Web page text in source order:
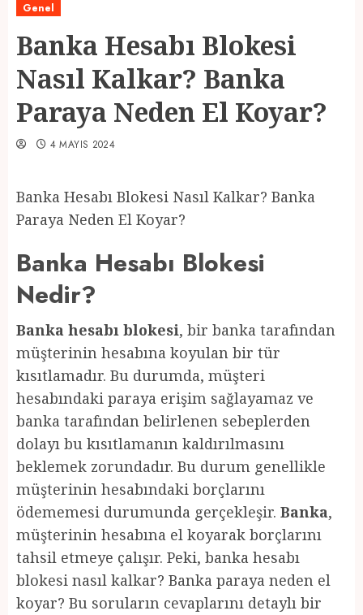
Genel
Banka Hesabı Blokesi
Nasıl Kalkar? Banka
Paraya Neden El Koyar?
4 MAYIS 2024
Banka Hesabı Blokesi Nasıl Kalkar? Banka
Paraya Neden El Koyar?
Banka Hesabı Blokesi
Nedir?
Banka hesabı blokesi, bir banka tarafından
müşterinin hesabına koyulan bir tür
kısıtlamadır. Bu durumda, müşteri
hesabındaki paraya erişim sağlayamaz ve
banka tarafından belirlenen sebeplerden
dolayı bu kısıtlamanın kaldırılmasını
beklemek zorundadır. Bu durum genellikle
müşterinin hesabındaki borçlarını
ödememesi durumunda gerçekleşir. Banka,
müşterinin hesabına el koyarak borçlarını
tahsil etmeye çalışır. Peki, banka hesabı
blokesi nasıl kalkar? Banka paraya neden el
koyar? Bu soruların cevaplarını detaylı bir